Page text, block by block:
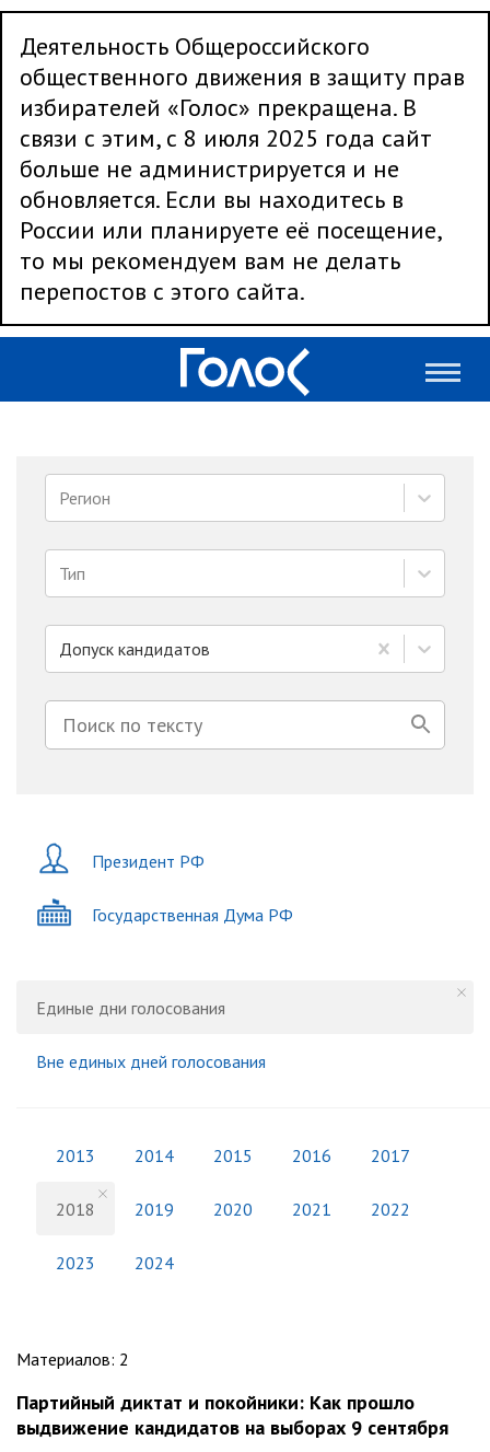
Деятельность Общероссийского
общественного движения в защиту прав
избирателей «Голос» прекращена. В
связи с этим, с 8 июля 2025 года сайт
больше не администрируется и не
обновляется. Если вы находитесь в
России или планируете её посещение,
то мы рекомендуем вам не делать
перепостов с этого сайта.
Регион
Тип
Допуск кандидатов
Президент РФ
Государственная Дума РФ
Единые дни голосования
Вне единых дней голосования
2013 2014 2015 2016 2017
2018 2019 2020 2021 2022
2023 2024
Материалов: 2
Партийный диктат и покойники: Как прошло
выдвижение кандидатов на выборах 9 сентября